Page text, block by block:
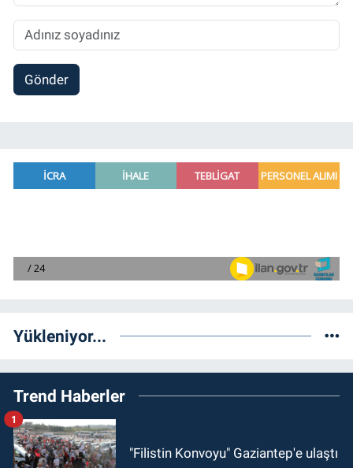
Gönder
Yükleniyor...
Trend Haberler
"Filistin Konvoyu" Gaziantep'e ulaştı
1